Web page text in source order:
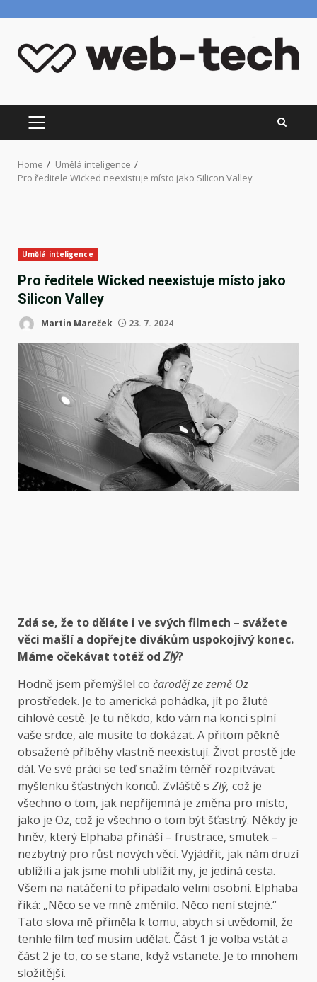
content
PRIMARY
MENU
Home
Umělá inteligence
Pro ředitele Wicked neexistuje místo jako Silicon Valley
Umělá inteligence
Pro ředitele Wicked neexistuje místo jako
Silicon Valley
Martin Mareček 23. 7. 2024
Zdá se, že to děláte i ve svých filmech – svážete
věci mašlí a dopřejte divákům uspokojivý konec.
Máme očekávat totéž odZlý?
Hodně jsem přemýšlel co čaroděj ze země Oz
prostředek. Je to americká pohádka, jít po žluté
cihlové cestě. Je tu někdo, kdo vám na konci splní
vaše srdce, ale musíte to dokázat. A přitom pěkně
obsažené příběhy vlastně neexistují. Život prostě jde
dál. Ve své práci se teď snažím téměř rozpitvávat
myšlenku šťastných konců. Zvláště s Zlý, což je
všechno o tom, jak nepříjemná je změna pro místo,
jako je Oz, což je všechno o tom být šťastný. Někdy je
hněv, který Elphaba přináší – frustrace, smutek –
nezbytný pro růst nových věcí. Vyjádřit, jak nám druzí
ublížili a jak jsme mohli ublížit my, je jediná cesta.
Všem na natáčení to připadalo velmi osobní. Elphaba
říká: „Něco se ve mně změnilo. Něco není stejné.“
Tato slova mě přiměla k tomu, abych si uvědomil, že
tenhle film teď musím udělat. Část 1 je volba vstát a
část 2 je to, co se stane, když vstanete. Je to mnohem
složitější.